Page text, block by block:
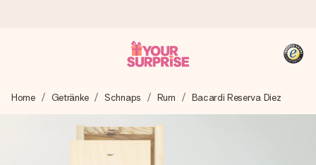
Wir bereiten dein Geschenk sorgfältig vor und schicken es
blitzschnell – damit du es genau zum richtigen Zeitpunkt
überreichen kannst, wenn es am meisten zählt.
Home Getränke Schnaps Rum Bacardi Reserva Diez